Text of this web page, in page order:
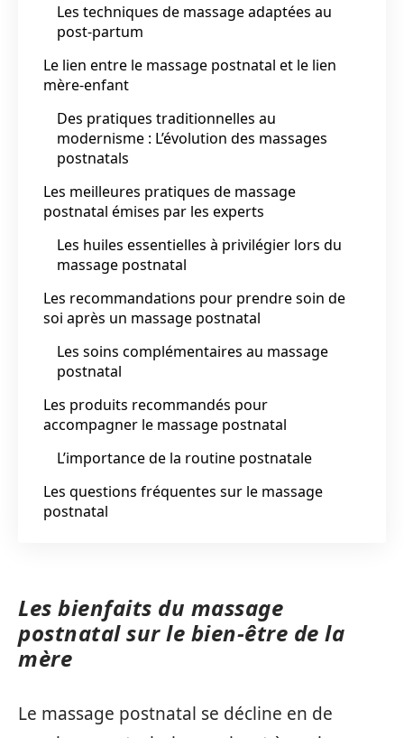
Les techniques de massage adaptées au
post-partum
Le lien entre le massage postnatal et le lien
mère-enfant
Des pratiques traditionnelles au
modernisme : L’évolution des massages
postnatals
Les meilleures pratiques de massage
postnatal émises par les experts
Les huiles essentielles à privilégier lors du
massage postnatal
Les recommandations pour prendre soin de
soi après un massage postnatal
Les soins complémentaires au massage
postnatal
Les produits recommandés pour
accompagner le massage postnatal
L’importance de la routine postnatale
Les questions fréquentes sur le massage
postnatal
Les bienfaits du massage
postnatal sur le bien-être de la
mère
Le massage postnatal se décline en de